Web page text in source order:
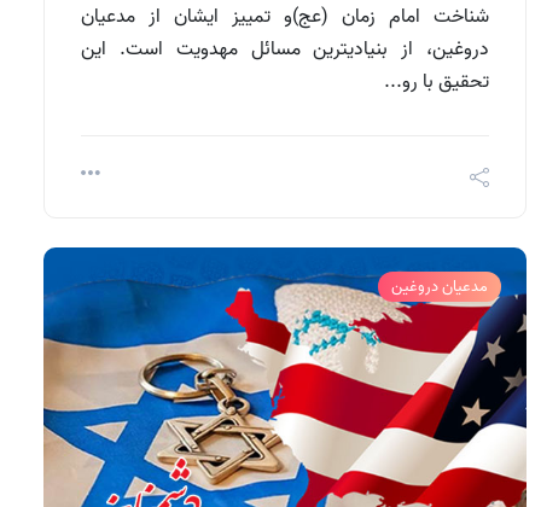
شناخت امام زمان (عج)و تمييز ايشان از مدعيان
دروغين، از بنيادي­ترين مسائل مهدويت است. اين
تحقيق با رو...
مدعیان دروغین